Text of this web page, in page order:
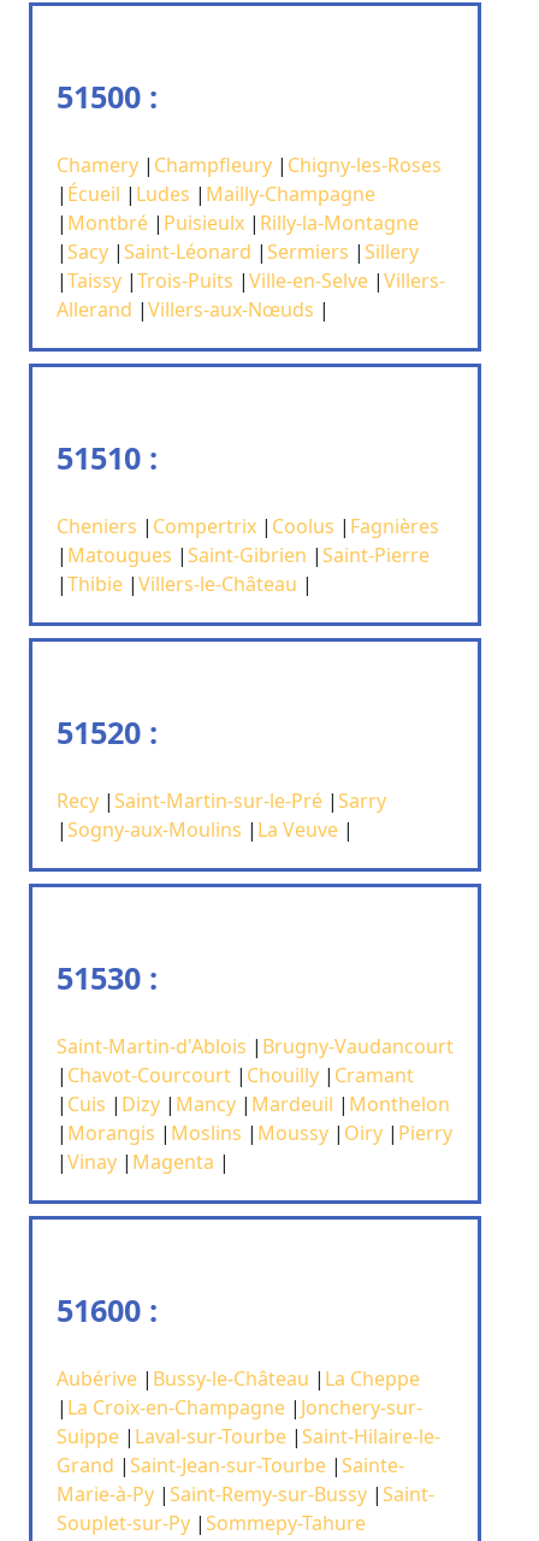
51500 :
Chamery | Champfleury | Chigny-les-Roses
| Écueil | Ludes | Mailly-Champagne
| Montbré | Puisieulx | Rilly-la-Montagne
|Sacy |Saint-Léonard |Sermiers |Sillery
|Taissy |Trois-Puits |Ville-en-Selve |Villers-
Allerand |Villers-aux-Nœuds |
51510 :
Cheniers | Compertrix | Coolus | Fagnières
| Matougues |Saint-Gibrien |Saint-Pierre
|Thibie |Villers-le-Château |
51520 :
Recy |Saint-Martin-sur-le-Pré |Sarry
|Sogny-aux-Moulins | La Veuve |
51530 :
Saint-Martin-d'Ablois | Brugny-Vaudancourt
| Chavot-Courcourt | Chouilly | Cramant
| Cuis | Dizy | Mancy | Mardeuil | Monthelon
| Morangis | Moslins | Moussy | Oiry | Pierry
|Vinay | Magenta |
51600 :
Aubérive | Bussy-le-Château | La Cheppe
| La Croix-en-Champagne | Jonchery-sur-
Suippe | Laval-sur-Tourbe |Saint-Hilaire-le-
Grand |Saint-Jean-sur-Tourbe |Sainte-
Marie-à-Py |Saint-Remy-sur-Bussy |Saint-
Souplet-sur-Py |Sommepy-Tahure